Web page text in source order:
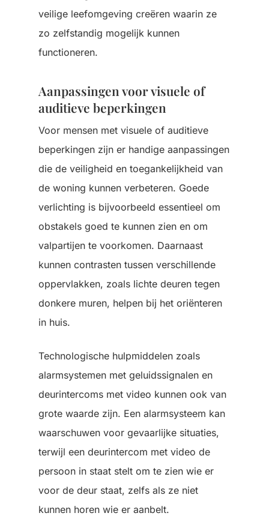
veilige leefomgeving creëren waarin ze
zo zelfstandig mogelijk kunnen
functioneren.
Aanpassingen voor visuele of
auditieve beperkingen
Voor mensen met visuele of auditieve
beperkingen zijn er handige aanpassingen
die de veiligheid en toegankelijkheid van
de woning kunnen verbeteren. Goede
verlichting is bijvoorbeeld essentieel om
obstakels goed te kunnen zien en om
valpartijen te voorkomen. Daarnaast
kunnen contrasten tussen verschillende
oppervlakken, zoals lichte deuren tegen
donkere muren, helpen bij het oriënteren
in huis.
Technologische hulpmiddelen zoals
alarmsystemen met geluidssignalen en
deurintercoms met video kunnen ook van
grote waarde zijn. Een alarmsysteem kan
waarschuwen voor gevaarlijke situaties,
terwijl een deurintercom met video de
persoon in staat stelt om te zien wie er
voor de deur staat, zelfs als ze niet
kunnen horen wie er aanbelt.